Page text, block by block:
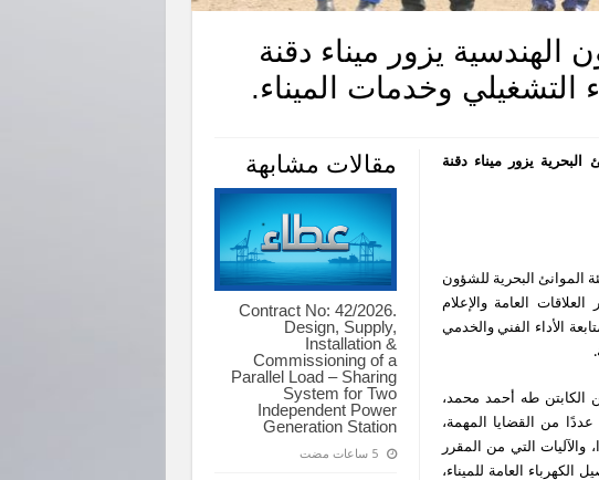
الهندسية يزور ميناء دقنة
وخدمات الميناء.
مقالات مشابهة
Contract No: 42/2026.
Design, Supply,
Installation &
Commissioning of a
Parallel Load – Sharing
System for Two
Independent Power
Generation Station
‏5 ساعات مضت
البحرية يزور ميناء دقنة
الموانئ البحرية للشؤون
العامة والإعلام
الأداء الفني والخدمي
الكابتن طه أحمد محمد،
عددًا من القضايا المهمة،
والآليات التي من المقرر
العامة للميناء،